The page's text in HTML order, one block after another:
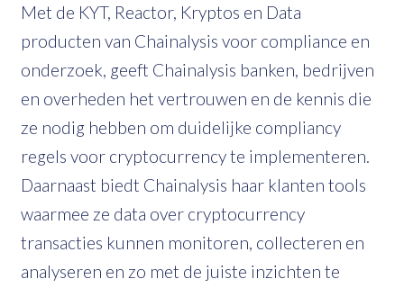
Met de KYT, Reactor, Kryptos en Data
producten van Chainalysis voor compliance en
onderzoek, geeft Chainalysis banken, bedrijven
en overheden het vertrouwen en de kennis die
ze nodig hebben om duidelijke compliancy
regels voor cryptocurrency te implementeren.
Daarnaast biedt Chainalysis haar klanten tools
waarmee ze data over cryptocurrency
transacties kunnen monitoren, collecteren en
analyseren en zo met de juiste inzichten te